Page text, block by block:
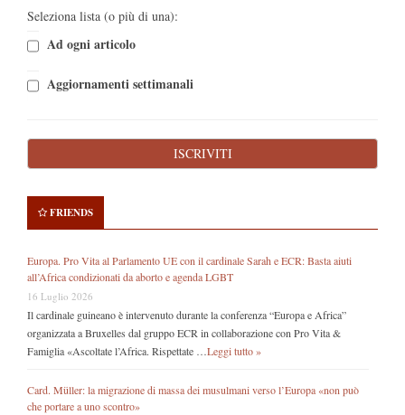
Seleziona lista (o più di una):
Ad ogni articolo
Aggiornamenti settimanali
FRIENDS
Europa. Pro Vita al Parlamento UE con il cardinale Sarah e ECR: Basta aiuti
all’Africa condizionati da aborto e agenda LGBT
16 Luglio 2026
Il cardinale guineano è intervenuto durante la conferenza “Europa e Africa”
organizzata a Bruxelles dal gruppo ECR in collaborazione con Pro Vita &
Famiglia «Ascoltate l’Africa. Rispettate … Leggi tutto »
Card. Müller: la migrazione di massa dei musulmani verso l’Europa «non può
che portare a uno scontro»